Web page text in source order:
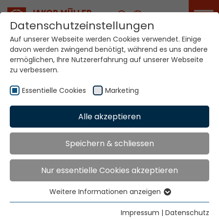
Karriere
Ihre Welt. Unsere
Technologien.
Home Irland
Globale Präsenz
Allertex Limited,
5 Simmonds Way
Lomeshaye Industrial Estate
Nelson
Datenschutzeinstellungen
Auf unserer Webseite werden Cookies verwendet. Einige
davon werden zwingend benötigt, während es uns andere
ermöglichen, Ihre Nutzererfahrung auf unserer Webseite
zu verbessern.
Essentielle Cookies Marketing
Alle akzeptieren
Speichern & schliessen
Nur essentielle Cookies akzeptieren
Essentielle Cookies
Essentielle Cookies werden für grundlegende
Weitere Informationen anzeigen
Impressum | Datenschutz